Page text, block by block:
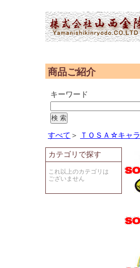
商品ご紹介
キーワード
すべて ＞ ＴＯＳＡ☆キャラ
カテゴリで探す
これ以上のカテゴリは
ございません